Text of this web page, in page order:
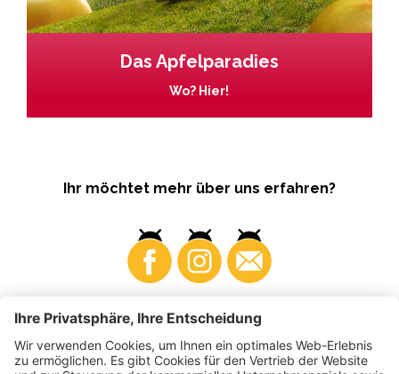
Das Apfelparadies
Wo? Hier!
Ihr möchtet mehr über uns erfahren?
Business Produzenten